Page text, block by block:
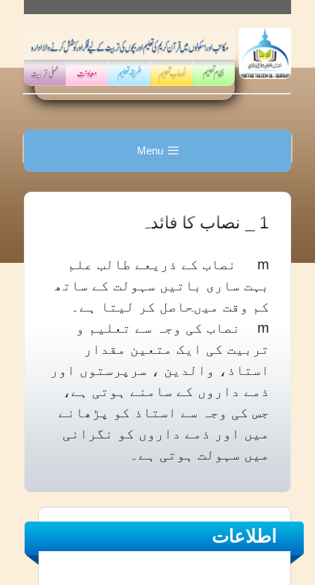
to
content
Menu
1 _ نصاب کا فائدہ
m نصاب کے ذریعے طالب علم
بہت ساری باتیں سہولت کے ساتھ
کم وقت میںحاصل کر لیتا ہے۔
m نصاب کی وجہ سے تعلیم و
تربیت کی ایک متعین مقدار
استاذ، والدین ، سرپرستوں اور
ذمے داروں کے سامنے ہوتی ہے،
جس کی وجہ سے استاذ کو پڑھانے
میں اور ذمے داروں کو نگرانی
میں سہولت ہوتی ہے۔
اطلاعات